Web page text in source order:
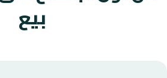
بيع